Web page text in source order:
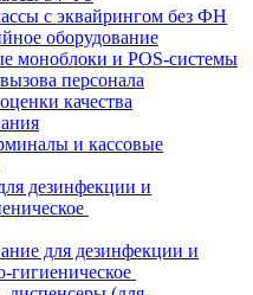
с эквайрингом без ФН
оборудование
моноблоки и POS-системы
персонала
качества
и кассовые
дезинфекции и
для дезинфекции и
гигиеническое